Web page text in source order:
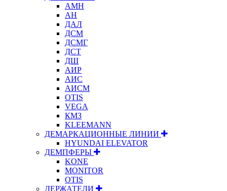
АМН
АН
ДАЛ
ДСМ
ДСМГ
ДСТ
ДШ
АИР
АИС
АИСМ
OTIS
VEGA
КМЗ
KLEEMANN
ДЕМАРКАЦИОННЫЕ ЛИНИИ
HYUNDAI ELEVATOR
ДЕМПФЕРЫ
KONE
MONITOR
OTIS
ДЕРЖАТЕЛИ